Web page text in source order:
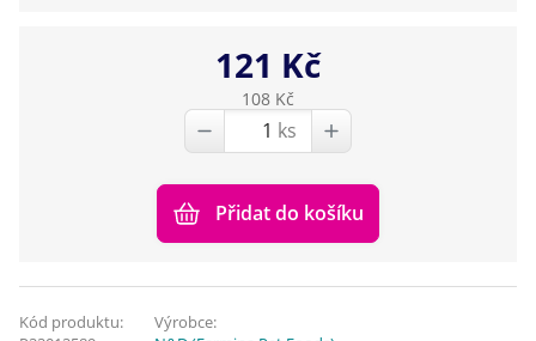
121 Kč
108 Kč
ks
Přidat do košíku
Kód produktu:
Výrobce: